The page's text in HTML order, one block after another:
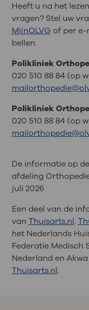
Heeft u na het
vragen? Stel uw
MijnOLVG of per e-
bellen.
Polikliniek
020 510 88 84 (op
Polikliniek
020 510 88 84 (op
De informatie op
afdeling
juli 2026
Een deel van de
van Thuisarts.nl.
het Nederlands
Federatie Medisch
Nederland en
Thuisarts.nl.